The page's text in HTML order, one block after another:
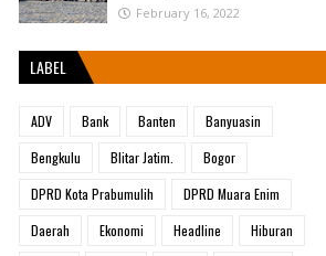
February 16, 2022
LABEL
ADV Bank Banten
Banyuasin
Bengkulu
Blitar Jatim.
Bogor
DPRD Kota Prabumulih
DPRD Muara Enim
Daerah
Ekonomi Headline
Hiburan